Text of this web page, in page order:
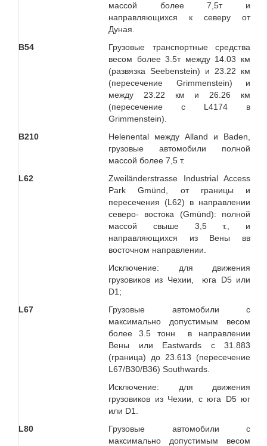
массой более 7,5т и
направляющихся к северу от
Дуная.
B54
Грузовые транспортные средства
весом более 3.5т между 14.03 км
(развязка Seebenstein) и 23.22 км
(пересечение Grimmenstein) и
между 23.22 км и 26.26 км
(пересечение с L4174 в
Grimmenstein).
B210
Helenental между Alland и Baden,
грузовые автомобили полной
массой более 7,5 т.
L62
Zweiländerstrasse Industrial Access
Park Gmünd, от границы и
пересечения (L62) в направлении
северо- востока (Gmünd): полной
массой свыше 3,5 т., и
направляющихся из Вены вв
восточном направлении.
Исключение: для движения
грузовиков из Чехии, юга D5 или
D1;
L67
Грузовые автомобили с
максимально допустимым весом
более 3.5 тонн в направлении
Вены или Eastwards c 31.883
(граница) до 23.613 (пересечение
L67/B30/B36) Southwards.
Исключение: для движения
грузовиков из Чехии, с юга D5 юг
или D1.
L80
Грузовые автомобили с
максимально допустимым весом